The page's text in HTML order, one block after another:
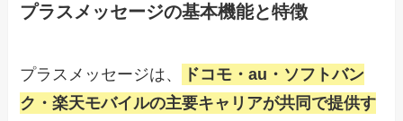
プラスメッセージの基本機能と特徴
プラスメッセージは、
ドコモ・au・ソフトバン
ク・楽天モバイルの主要キャリアが共同で提供す